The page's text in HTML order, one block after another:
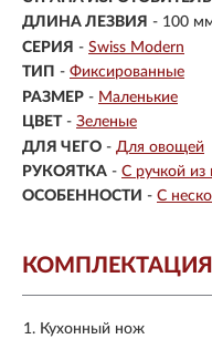
ДЛИНА ЛЕЗВИЯ - 100
СЕРИЯ - Swiss Modern
ТИП - Фиксированные
РАЗМЕР - Маленькие
ЦВЕТ - Зеленые
ДЛЯ ЧЕГО - Для овощей
РУКОЯТКА - С ручкой из
ОСОБЕННОСТИ - С
КОМПЛЕКТАЦИЯ
Кухонный нож